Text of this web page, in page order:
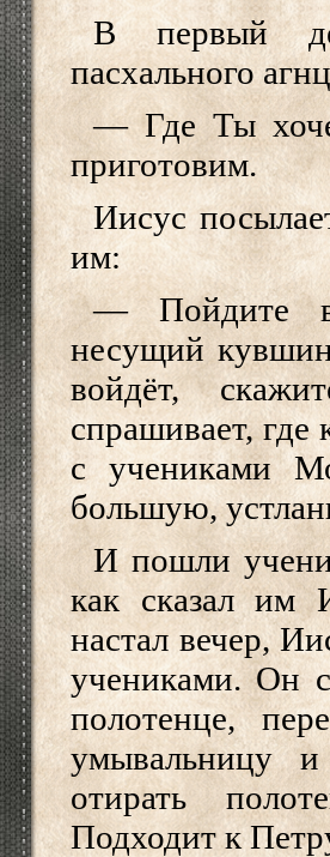
В первый
пасхального
— Где Ты
приготовим.
Иисус
им:
— Пойдите в
несущий
войдёт,
спрашивает, где
с учениками
большую,
И пошли
как сказал им
настал вечер,
учениками. Он
полотенце,
умывальницу
отирать
Подходит к